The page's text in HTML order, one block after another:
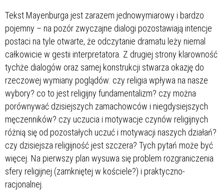
Tekst Mayenburga jest zarazem jednowymiarowy i bardzo
pojemny – na pozór zwyczajne dialogi pozostawiają intencje
postaci na tyle otwarte, że odczytanie dramatu leży niemal
całkowicie w gestii interpretatora. Z drugiej strony klarowność
tychże dialogów oraz samej konstrukcji stwarza okazję do
rzeczowej wymiany poglądów: czy religia wpływa na nasze
wybory? co to jest religijny fundamentalizm? czy można
porównywać dzisiejszych zamachowców i niegdysiejszych
męczenników? czy uczucia i motywacje czynów religijnych
różnią się od pozostałych uczuć i motywacji naszych działań?
czy dzisiejsza religijność jest szczera? Tych pytań może być
więcej. Na pierwszy plan wysuwa się problem rozgraniczenia
sfery religijnej (zamkniętej w kościele?) i praktyczno-
racjonalnej.